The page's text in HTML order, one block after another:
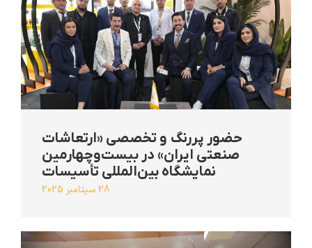
حضور پررنگ و تخصصی «ارتعاشات
صنعتی ایران» در بیست‌وچهارمین
نمایشگاه بین‌المللی تأسیسات
28 سپتامبر 2025